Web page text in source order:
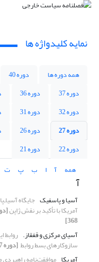
نمایه کلیدواژه ها
همه دوره ها دوره 40
دوره 37
دوره 36
دوره 32
دوره 31
دوره 27
دوره 26
دوره 22
دوره 21
همه
آ ا ب پ ت
آ
آسیا و پاسفیک جایگاه
آمریکا ‏با تأکید بر نقش ژاپن
368]
آسیای مرکزی و ‏قفقاز.‏ روابط
‏سازوکارهای بسط روابط ‏[دوره 27، شماره 1، 1392، صفحه 71-98]
آمریکا موافقت‌نامه